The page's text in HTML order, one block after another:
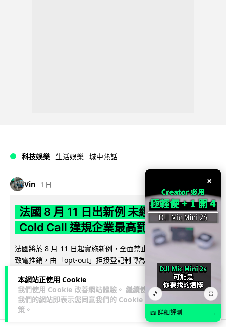
本網站正使用 Cookie
我們使用 Cookie 改善網站體驗。 繼續使用
我們的網站即表示您同意我們的 Cookie 政
策 。
科技娛樂 生活娛樂 城中熱話
Vin 1 日
法國 8 月 11 日出新例 未經同意嚴禁
Cold Call 違規企業最高罰 345 萬
法國將於 8 月 11 日起實施新例，全面禁止企業未經消費者同意
致電推銷，由「opt-out」拒接登記制轉為「opt-in」先徵同意
350 26 ↗ 分享
×
🎵 ⛶
📖 詳細評測 →